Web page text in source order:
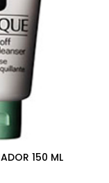
150 ML